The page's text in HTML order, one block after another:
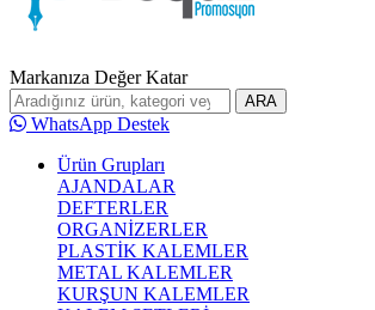
Markanıza Değer Katar
ARA
WhatsApp Destek
Ürün Grupları
AJANDALAR
DEFTERLER
ORGANİZERLER
PLASTİK KALEMLER
METAL KALEMLER
KURŞUN KALEMLER